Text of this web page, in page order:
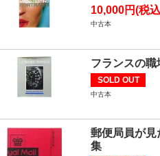
10,000円(税
中古本
フランスの職
SOLD OUT
中古本
郵便局員が見
集